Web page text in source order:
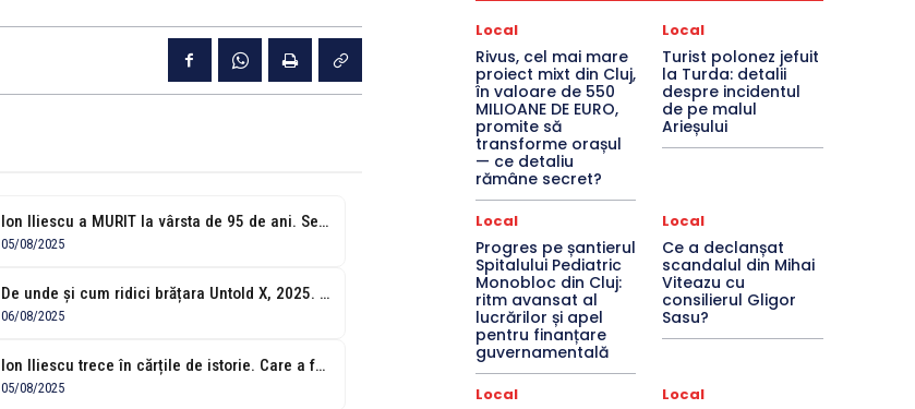
Ion Iliescu a MURIT la vârsta de 95 de ani. Se organizează...
05/08/2025
De unde și cum ridici brățara Untold X, 2025. Vezi programul de...
06/08/2025
Ion Iliescu trece în cărțile de istorie. Care a fost traseul politic...
05/08/2025
Local
Rivus, cel mai mare
proiect mixt din Cluj,
în valoare de 550
MILIOANE DE EURO,
promite să
transforme orașul
— ce detaliu
rămâne secret?
Local
Turist polonez jefuit
la Turda: detalii
despre incidentul
de pe malul
Arieșului
Local
Progres pe șantierul
Spitalului Pediatric
Monobloc din Cluj:
ritm avansat al
lucrărilor și apel
pentru finanțare
guvernamentală
Local
Ce a declanșat
scandalul din Mihai
Viteazu cu
consilierul Gligor
Sasu?
Local Local